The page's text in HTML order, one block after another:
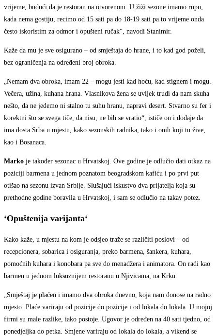
vrijeme, budući da je restoran na otvorenom. U žiži sezone imamo rupu,
kada nema gostiju, recimo od 15 sati pa do 18-19 sati pa to vrijeme onda
često iskoristim za odmor i opušteni ručak“, navodi Stanimir.
Kaže da mu je sve osigurano – od smještaja do hrane, i to kad god poželi,
bez ograničenja na određeni broj obroka.
„Nemam dva obroka, imam 22 – mogu jesti kad hoću, kad stignem i mogu.
Večera, užina, kuhana hrana. Vlasnikova žena se uvijek trudi da nam skuha
nešto, da ne jedemo ni stalno tu suhu hranu, napravi desert. Stvarno su fer i
korektni što se svega tiče, da nisu, ne bih se vratio“, ističe on i dodaje da
ima dosta Srba u mjestu, kako sezonskih radnika, tako i onih koji tu žive,
kao i Bosanaca.
Marko je također sezonac u Hrvatskoj. Ove godine je odlučio dati otkaz na
poziciji barmena u jednom poznatom beogradskom kafiću i po prvi put
otišao na sezonu izvan Srbije. Slušajući iskustvo dva prijatelja koja su
prethodne godine boravila u Hrvatskoj, i sam se odlučio na takav potez.
‘Opuštenija varijanta‘
Kako kaže, u mjestu na kom je odsjeo traže se različiti poslovi – od
recepcionera, sobarica i osiguranja, preko barmena, šankera, kuhara,
pomoćnih kuhara i konobara pa sve do menadžera i animatora. On radi kao
barmen u jednom luksuznijem restoranu u Njivicama, na Krku.
„Smještaj je plaćen i imamo dva obroka dnevno, koja nam donose na radno
mjesto. Plaće variraju od pozicije do pozicije i od lokala do lokala. U mojoj
firmi su male razlike, iako postoje. Ugovor je određen na 40 sati tjedno, od
ponedjeljka do petka. Smjene variraju od lokala do lokala, a vikend se